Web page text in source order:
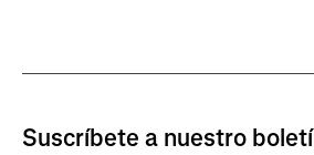
Suscríbete a nuestro